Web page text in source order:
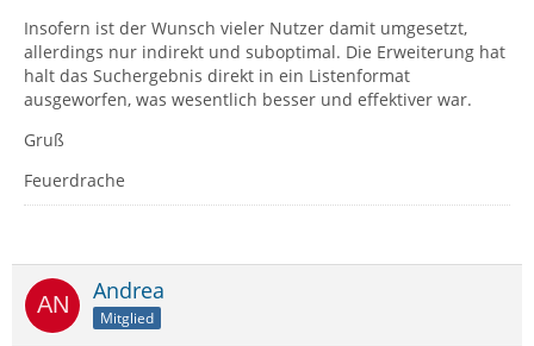
Insofern ist der Wunsch vieler Nutzer damit umgesetzt,
allerdings nur indirekt und suboptimal. Die Erweiterung hat
halt das Suchergebnis direkt in ein Listenformat
ausgeworfen, was wesentlich besser und effektiver war.
Gruß
Feuerdrache
Andrea
Mitglied